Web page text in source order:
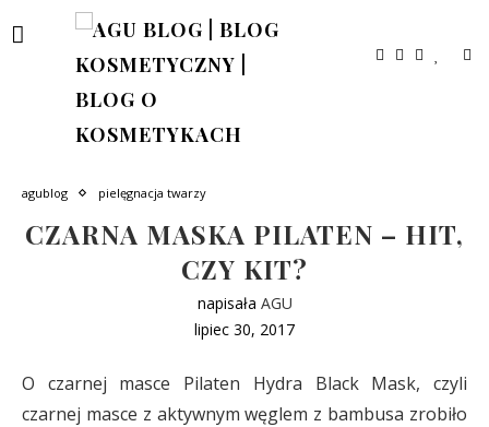
agublog pielęgnacja twarzy
CZARNA MASKA PILATEN – HIT,
CZY KIT?
napisała AGU
lipiec 30, 2017
O czarnej masce Pilaten Hydra Black Mask, czyli
czarnej masce z aktywnym węglem z bambusa zrobiło